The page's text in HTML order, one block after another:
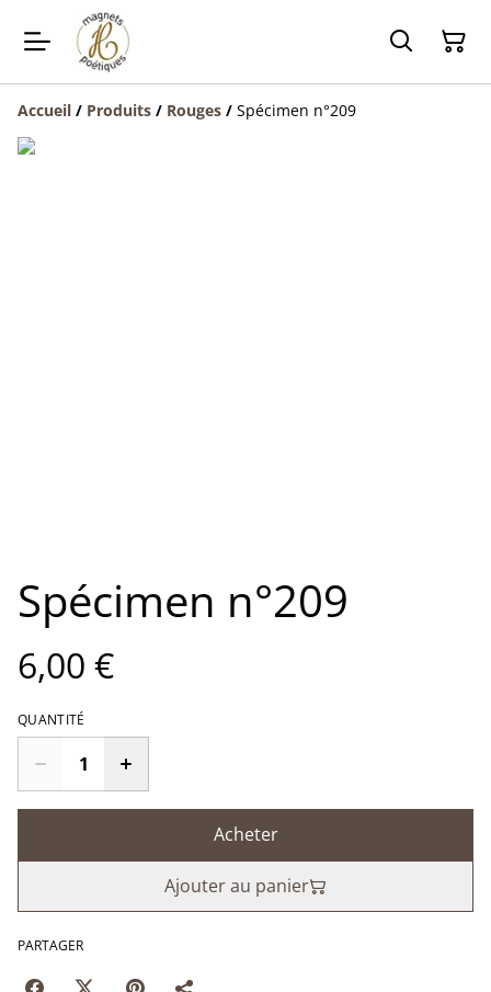
Accueil / Produits / Rouges / Spécimen n°209
Spécimen n°209
6,00 €
QUANTITÉ
Acheter
Ajouter au panier
PARTAGER